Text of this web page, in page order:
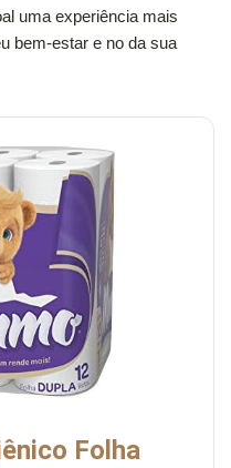
uma experiência mais
bem-estar e no da sua
Folha